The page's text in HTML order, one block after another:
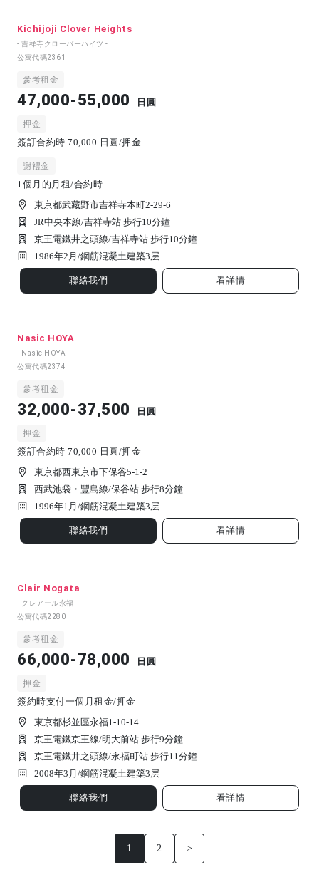
Kichijoji Clover Heights
- 吉祥寺クローバーハイツ -
公寓代碼2361
參考租金
47,000-55,000 日圓
押金
簽訂合約時 70,000 日圓/押金
謝禮金
1個月的月租/合約時
東京都武藏野市吉祥寺本町2-29-6
JR中央本線/吉祥寺站 步行10分鐘
京王電鐵井之頭線/吉祥寺站 步行10分鐘
1986年2月/鋼筋混凝土建築3 层
聯絡我們 看詳情
Nasic HOYA
- Nasic HOYA -
公寓代碼2374
參考租金
32,000-37,500 日圓
押金
簽訂合約時 70,000 日圓/押金
東京都西東京市下保谷5-1-2
西武池袋・豐島線/保谷站 步行8分鐘
1996年1月/鋼筋混凝土建築3 层
聯絡我們 看詳情
Clair Nogata
- クレアール永福 -
公寓代碼2280
參考租金
66,000-78,000 日圓
押金
簽約時支付一個月租金/押金
東京都杉並區永福1-10-14
京王電鐵京王線/明大前站 步行9分鐘
京王電鐵井之頭線/永福町站 步行11分鐘
2008年3月/鋼筋混凝土建築3 层
聯絡我們 看詳情
1 2 >